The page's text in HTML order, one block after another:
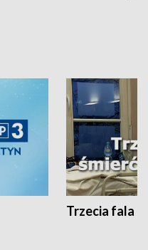
Trzecia fala -